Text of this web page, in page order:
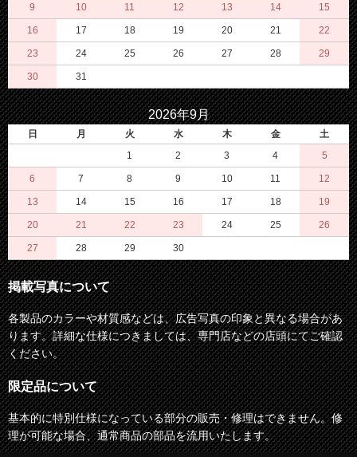
9 10 11 12 13 14 15
16 17 18 19 20 21 22
23 24 25 26 27 28 29
30 31
2026年9月
日 月 火 水 木 金
土
1
2 3 4 5
6 7 8 9 10 11 12
13 14 15 16 17 18 19
20 21 22 23 24 25 26
27 28 29 30
掲載写真について
各製品のカラーや材質感などは、広告写真の印象と異なる場合があ
ります。詳細な仕様につきましては、専門店などの店頭にてご確認
ください。
限定品について
基本的に特別仕様になっている部分の販売・修理はできません。修
理が可能な場合、通常商品の部品を流用いたします。